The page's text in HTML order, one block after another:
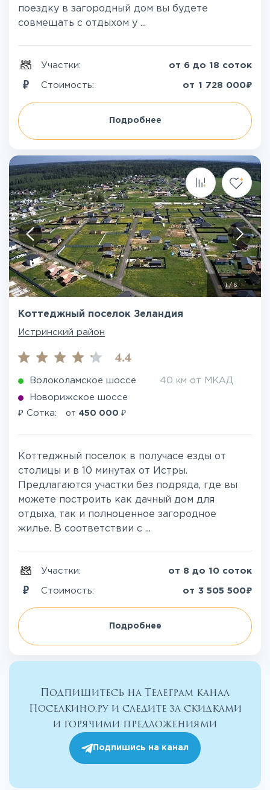
поездку в загородный дом вы будете
совмещать с отдыхом у ...
Участки: от 6 до 18 соток
Стоимость: от 1 728 000₽
Подробнее
1/6
Коттеджный поселок Зеландия
Истринский район
4.4
Волоколамское шоссе 40 км от МКАД
Новорижское шоссе
₽ Сотка: от 450 000 ₽
Коттеджный поселок в получасе езды от
столицы и в 10 минутах от Истры.
Предлагаются участки без подряда, где вы
можете построить как дачный дом для
отдыха, так и полноценное загородное
жилье. В соответствии с ...
Участки: от 8 до 10 соток
Стоимость: от 3 505 500₽
Подробнее
Подпишитесь на Телеграм канал
Поселкино.ру и следите за скидками
и горячими предложениями
Подпишись на канал